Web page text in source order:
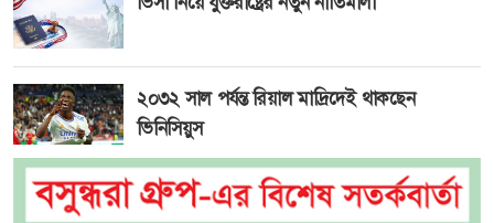
২০৩২ সাল পর্যন্ত রিয়াল মাদ্রিদেই থাকছেন
ভিনিসিয়ুস